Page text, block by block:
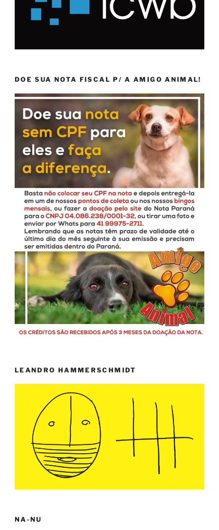
DOE SUA NOTA FISCAL P/ A AMIGO ANIMAL!
LEANDRO HAMMERSCHMIDT
NA-NU